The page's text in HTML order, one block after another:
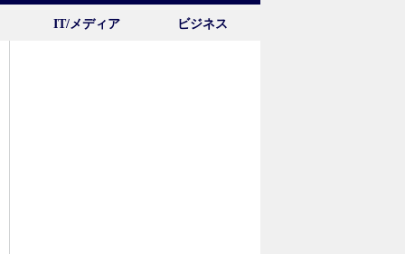
IT/メディア ビジネス